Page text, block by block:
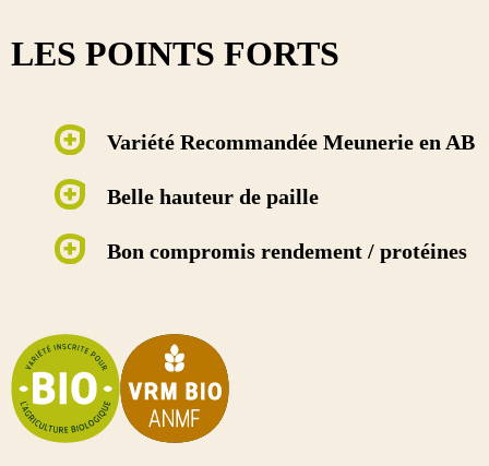
LES POINTS FORTS
Variété Recommandée Meunerie en AB
Belle hauteur de paille
Bon compromis rendement / protéines